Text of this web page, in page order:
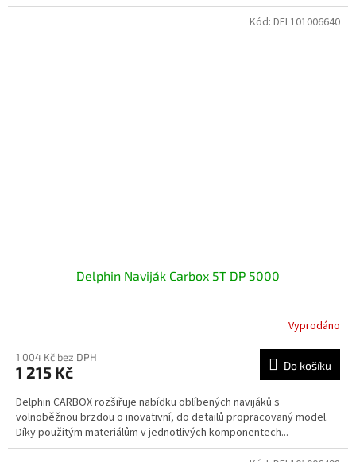
Delphin Naviják Carbox 5T DP 5000
Vyprodáno
1 004 Kč bez DPH
1 215 Kč Do košíku
Delphin CARBOX rozšiřuje nabídku oblíbených navijáků s
volnoběžnou brzdou o inovativní, do detailů propracovaný model.
Díky použitým materiálům v jednotlivých komponentech...
Kód: DEL101006640